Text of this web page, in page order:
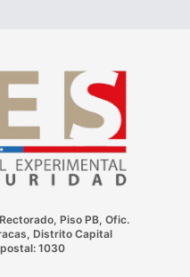
Piso PB, Ofic.
Distrito Capital
1030